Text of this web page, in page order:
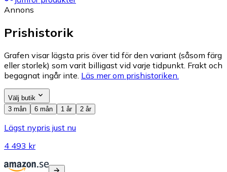
Annons
Prishistorik
Grafen visar lägsta pris över tid för den variant (såsom färg
eller storlek) som varit billigast vid varje tidpunkt. Frakt och
begagnat ingår inte. Läs mer om prishistoriken.
Välj butik
3 mån
6 mån 1 år 2 år
Lägst nypris just nu
4 493 kr